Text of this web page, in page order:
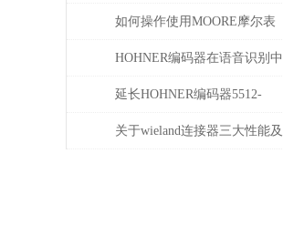
青睐？
如何操作使用MOORE摩尔表
HOHNER编码器在语音识别中
有什么应用
延长HOHNER编码器5512-
05FR-0800使用寿命的保养秘诀
关于wieland连接器三大性能及